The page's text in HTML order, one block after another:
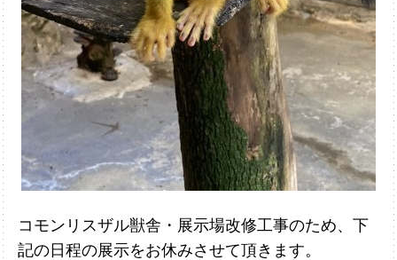
コモンリスザル獣舎・展示場改修工事のため、下
記の日程の展示をお休みさせて頂きます。